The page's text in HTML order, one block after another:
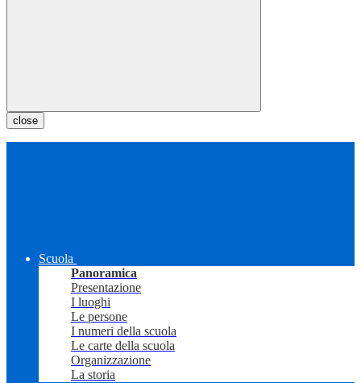
close
Scuola
Panoramica
Presentazione
I luoghi
Le persone
I numeri della scuola
Le carte della scuola
Organizzazione
La storia